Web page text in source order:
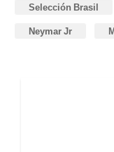
Selección Brasil
Neymar Jr